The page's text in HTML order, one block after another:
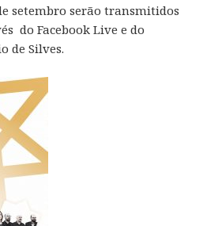
setembro serão transmitidos
do Facebook Live e do
de Silves.